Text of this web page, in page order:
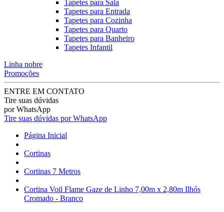
Tapetes para Sala
Tapetes para Entrada
Tapetes para Cozinha
Tapetes para Quarto
Tapetes para Banheiro
Tapetes Infantil
Linha nobre
Promoções
ENTRE EM CONTATO
Tire suas dúvidas
por WhatsApp
Tire suas dúvidas por WhatsApp
Página Inicial
Cortinas
Cortinas 7 Metros
Cortina Voil Flame Gaze de Linho 7,00m x 2,80m Ilhós
Cromado - Branco